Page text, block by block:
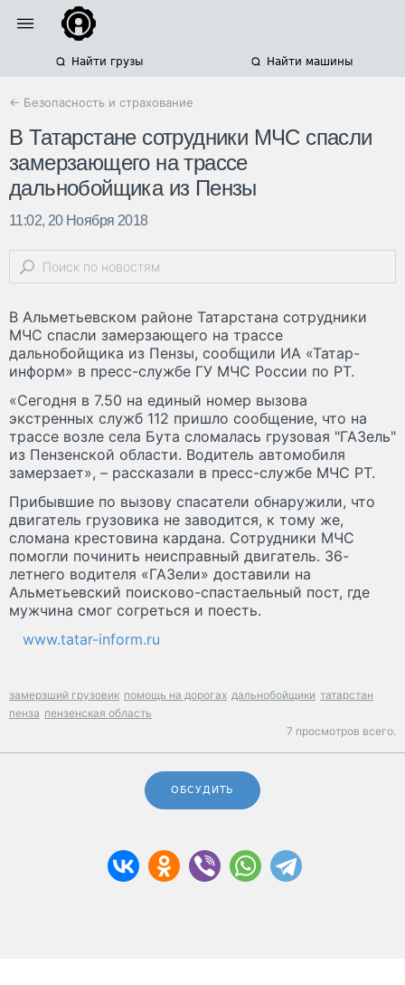
Найти грузы Найти машины
← Безопасность и страхование
В Татарстане сотрудники МЧС спасли
замерзающего на трассе
дальнобойщика из Пензы
11:02, 20 Ноября 2018
В Альметьевском районе Татарстана сотрудники
МЧС спасли замерзающего на трассе
дальнобойщика из Пензы, сообщили ИА «Татар-
информ» в пресс-службе ГУ МЧС России по РТ.
«Сегодня в 7.50 на единый номер вызова
экстренных служб 112 пришло сообщение, что на
трассе возле села Бута сломалась грузовая "ГАЗель"
из Пензенской области. Водитель автомобиля
замерзает», – рассказали в пресс-службе МЧС РТ.
Прибывшие по вызову спасатели обнаружили, что
двигатель грузовика не заводится, к тому же,
сломана крестовина кардана. Сотрудники МЧС
помогли починить неисправный двигатель. 36-
летнего водителя «ГАЗели» доставили на
Альметьевский поисково-спастаельный пост, где
мужчина смог согреться и поесть.
www.tatar-inform.ru
замерзший грузовик помощь на дорогах дальнобойщики татарстан
пенза пензенская область
7 просмотров всего.
ОБСУДИТЬ